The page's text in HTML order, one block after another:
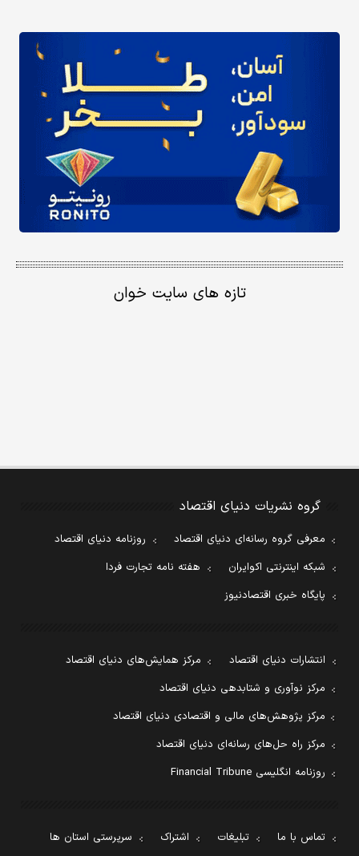
تازه های سایت خوان
گروه نشریات دنیای اقتصاد
معرفی گروه رسانه‌ای دنیای اقتصاد
روزنامه دنیای اقتصاد
شبکه اینترنتی اکوایران
هفته نامه تجارت فردا
پایگاه خبری اقتصادنیوز
انتشارات دنیای اقتصاد
مرکز همایش‌های دنیای اقتصاد
مرکز نوآوری و شتابدهی دنیای اقتصاد
مرکز پژوهش‌های مالی و اقتصادی دنیای اقتصاد
مرکز راه حل‌های رسانه‌ای دنیای اقتصاد
روزنامه انگلیسی Financial Tribune
تماس با ما تبلیغات اشتراک سرپرستی استان ها